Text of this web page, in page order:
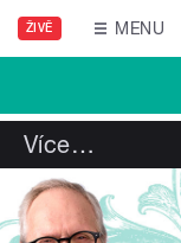
ŽIVĚ MENU
Více…